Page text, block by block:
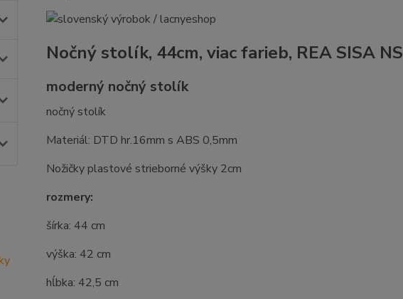
Nočný stolík, 44cm, viac farieb, REA SISA NS
moderný nočný stolík
nočný stolík
Materiál: DTD hr.16mm s ABS 0,5mm
Nožičky plastové strieborné výšky 2cm
rozmery:
šírka: 44 cm
výška: 42 cm
hĺbka: 42,5 cm